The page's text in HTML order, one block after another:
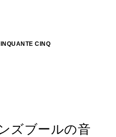
CINQ
ズブールの音